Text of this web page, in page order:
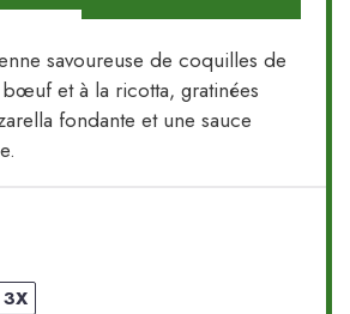
savoureuse de coquilles de
et à la ricotta, gratinées
fondante et une sauce
3X